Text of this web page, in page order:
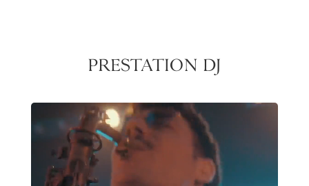
PRESTATION DJ